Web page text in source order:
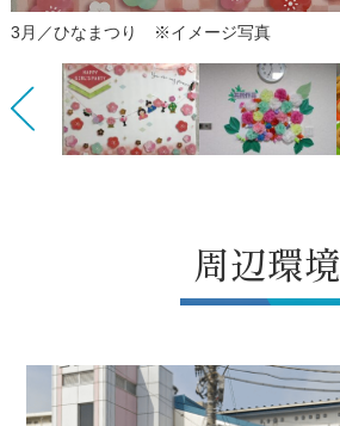
3月／ひなまつり ※イメージ写真
Previous
周辺環境